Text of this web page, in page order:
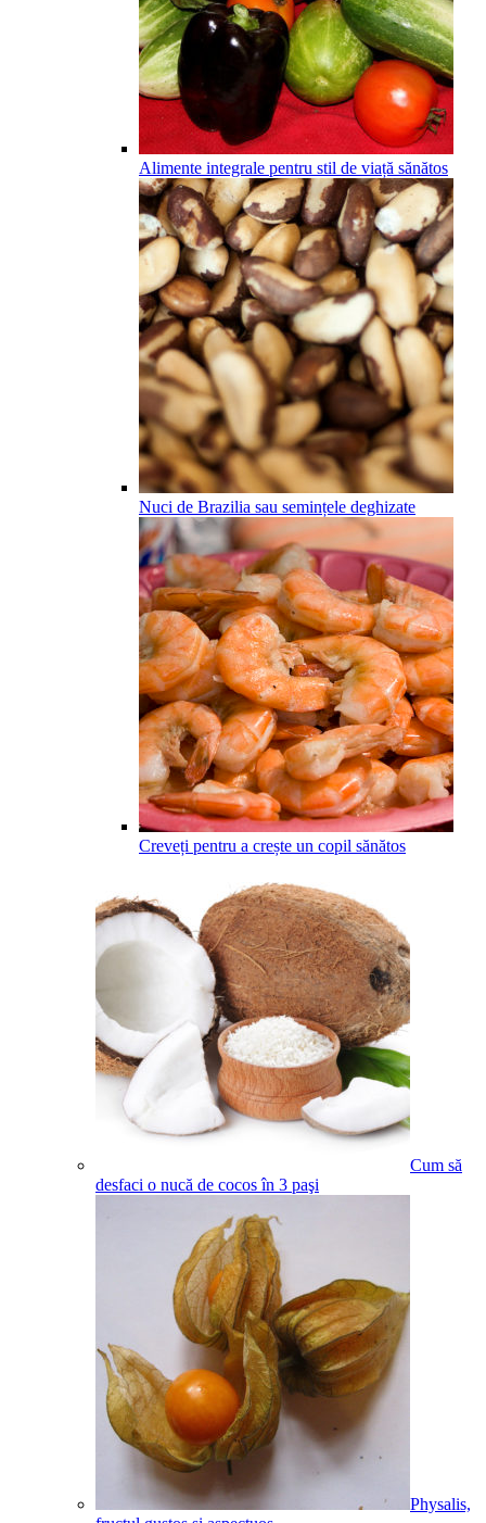
Alimente integrale pentru stil de viață sănătos
Nuci de Brazilia sau semințele deghizate
Creveți pentru a crește un copil sănătos
Cum să
desfaci o nucă de cocos în 3 paşi
Physalis,